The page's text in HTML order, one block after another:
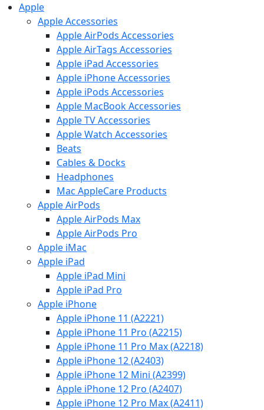
Apple
Apple Accessories
Apple AirPods Accessories
Apple AirTags Accessories
Apple iPad Accessories
Apple iPhone Accessories
Apple iPods Accessories
Apple MacBook Accessories
Apple TV Accessories
Apple Watch Accessories
Beats
Cables & Docks
Headphones
Mac AppleCare Products
Apple AirPods
Apple AirPods Max
Apple AirPods Pro
Apple iMac
Apple iPad
Apple iPad Mini
Apple iPad Pro
Apple iPhone
Apple iPhone 11 (A2221)
Apple iPhone 11 Pro (A2215)
Apple iPhone 11 Pro Max (A2218)
Apple iPhone 12 (A2403)
Apple iPhone 12 Mini (A2399)
Apple iPhone 12 Pro (A2407)
Apple iPhone 12 Pro Max (A2411)